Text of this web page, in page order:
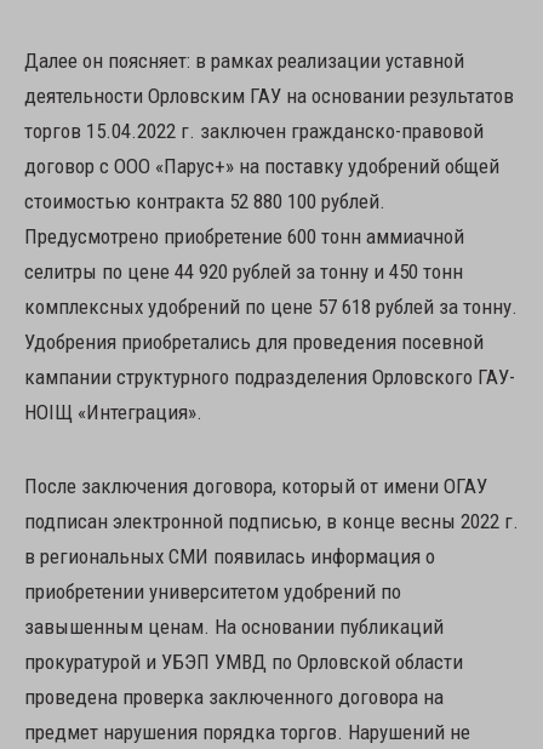
Далее он поясняет: в рамках реализации уставной
деятельности Орловским ГАУ на основании результатов
торгов 15.04.2022 г. заключен гражданско-правовой
договор с ООО «Парус+» на поставку удобрений общей
стоимостью контракта 52 880 100 рублей.
Предусмотрено приобретение 600 тонн аммиачной
селитры по цене 44 920 рублей за тонну и 450 тонн
комплексных удобрений по цене 57 618 рублей за тонну.
Удобрения приобретались для проведения посевной
кампании структурного подразделения Орловского ГАУ-
НОIЩ «Интеграция».
После заключения договора, который от имени ОГАУ
подписан электронной подписью, в конце весны 2022 г.
в региональных СМИ появилась информация о
приобретении университетом удобрений по
завышенным ценам. На основании публикаций
прокуратурой и УБЭП УМВД по Орловской области
проведена проверка заключенного договора на
предмет нарушения порядка торгов. Нарушений не